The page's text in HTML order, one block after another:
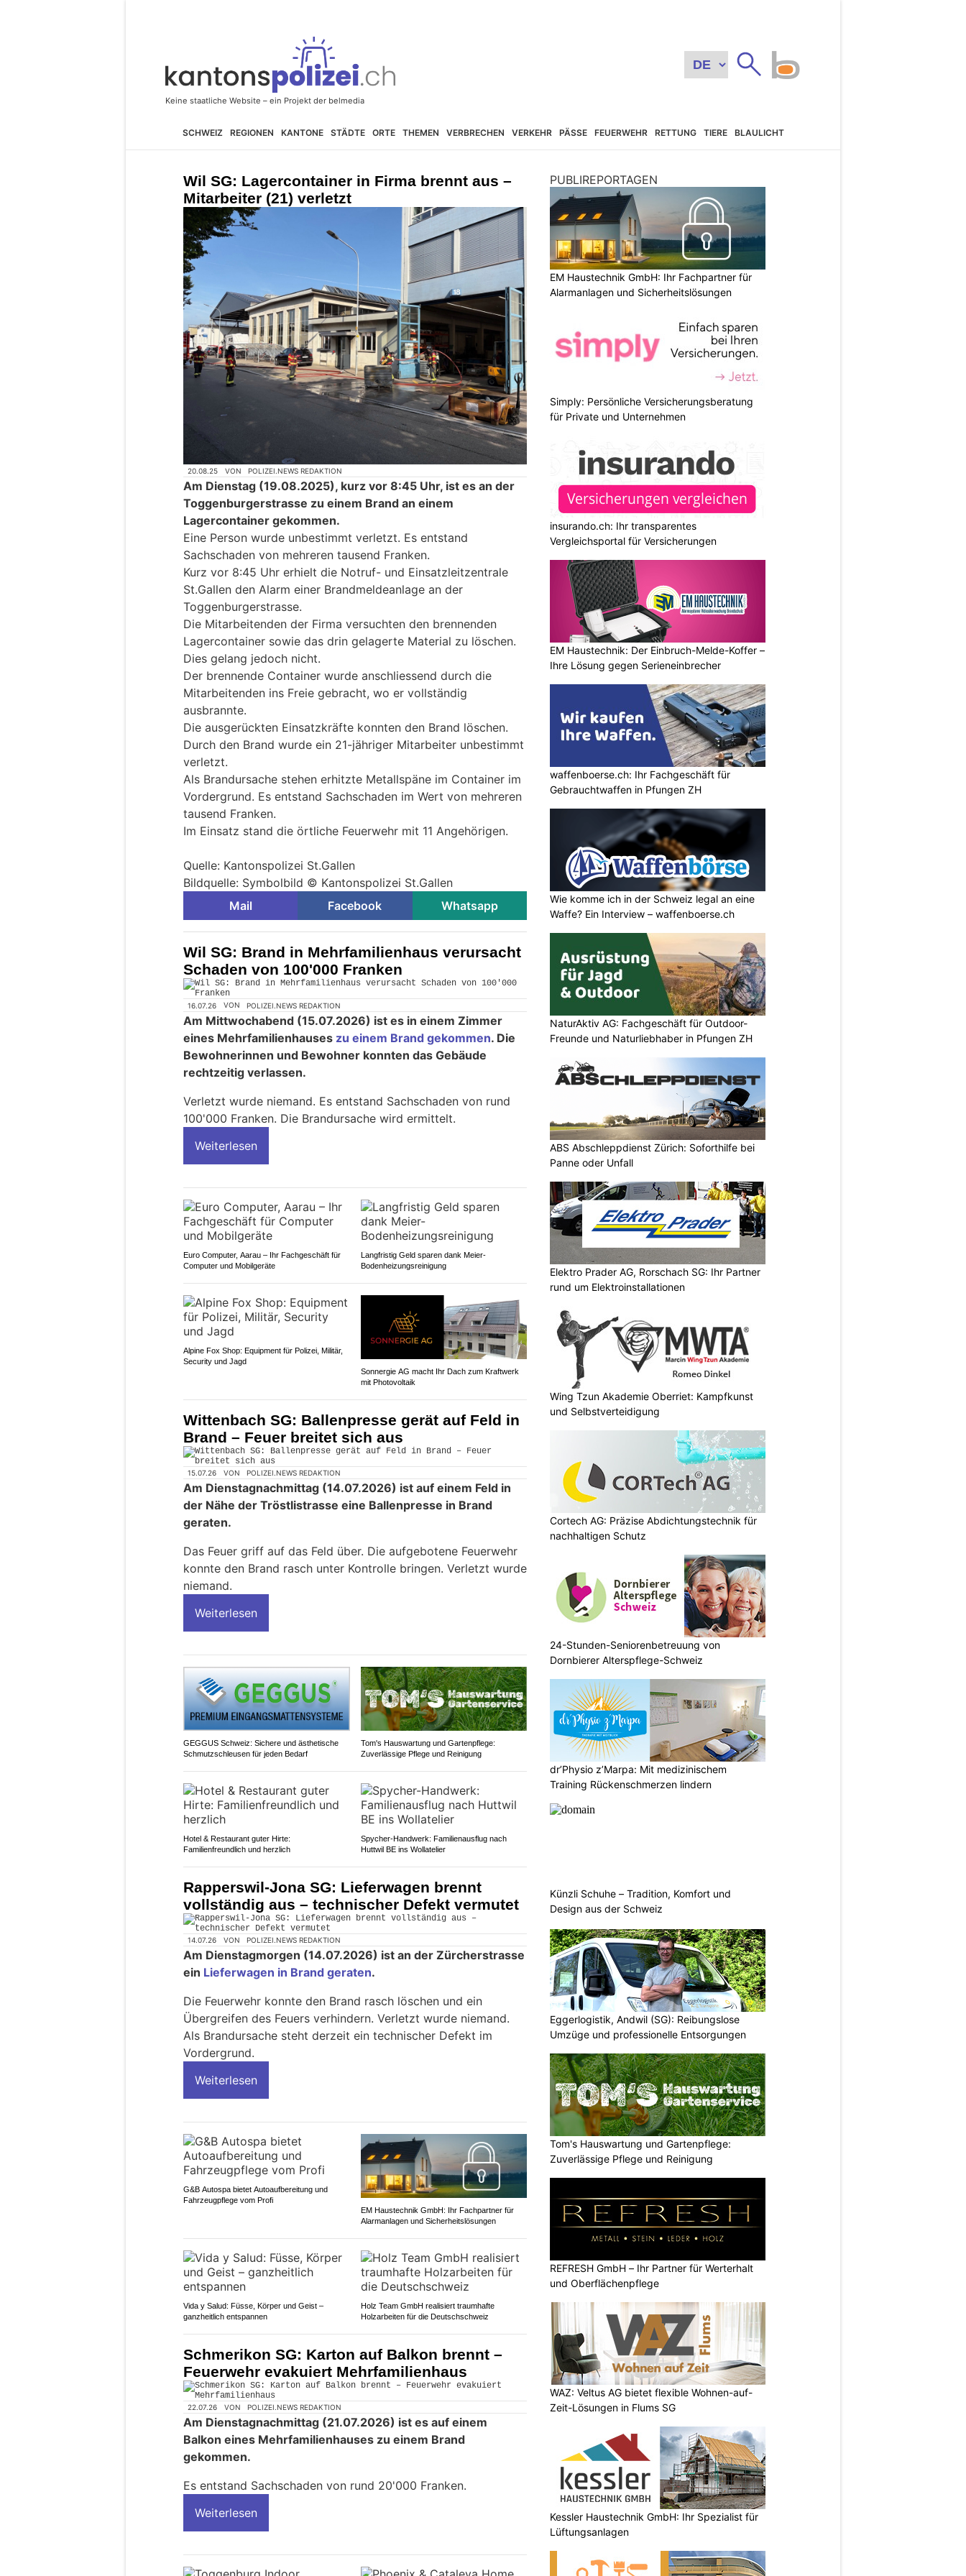
SCHWEIZ REGIONEN KANTONE STÄDTE ORTE THEMEN VERBRECHEN VERKEHR PÄSSE FEUERWEHR RETTUNG TIERE BLAULICHT
Wil SG: Lagercontainer in Firma brennt aus –
Mitarbeiter (21) verletzt
20.08.25 VON POLIZEI.NEWS REDAKTION
Am Dienstag (19.08.2025), kurz vor 8:45 Uhr, ist es an der
Toggenburgerstrasse zu einem Brand an einem
Lagercontainer gekommen.
Eine Person wurde unbestimmt verletzt. Es entstand
Sachschaden von mehreren tausend Franken.
Kurz vor 8:45 Uhr erhielt die Notruf- und Einsatzleitzentrale
St.Gallen den Alarm einer Brandmeldeanlage an der
Toggenburgerstrasse.
Die Mitarbeitenden der Firma versuchten den brennenden
Lagercontainer sowie das drin gelagerte Material zu löschen.
Dies gelang jedoch nicht.
Der brennende Container wurde anschliessend durch die
Mitarbeitenden ins Freie gebracht, wo er vollständig
ausbrannte.
Die ausgerückten Einsatzkräfte konnten den Brand löschen.
Durch den Brand wurde ein 21-jähriger Mitarbeiter unbestimmt
verletzt.
Als Brandursache stehen erhitzte Metallspäne im Container im
Vordergrund. Es entstand Sachschaden im Wert von mehreren
tausend Franken.
Im Einsatz stand die örtliche Feuerwehr mit 11 Angehörigen.
Quelle: Kantonspolizei St.Gallen
Bildquelle: Symbolbild © Kantonspolizei St.Gallen
Mail
Facebook Whatsapp
Wil SG: Brand in Mehrfamilienhaus verursacht
Schaden von 100'000 Franken
16.07.26 VON POLIZEI.NEWS REDAKTION
Am Mittwochabend (15.07.2026) ist es in einem Zimmer
eines Mehrfamilienhauses zu einem Brand gekommen. Die
Bewohnerinnen und Bewohner konnten das Gebäude
rechtzeitig verlassen.
Verletzt wurde niemand. Es entstand Sachschaden von rund
100'000 Franken. Die Brandursache wird ermittelt.
Weiterlesen
Euro Computer, Aarau – Ihr Fachgeschäft für
Computer und Mobilgeräte
Langfristig Geld sparen dank Meier-
Bodenheizungsreinigung
Alpine Fox Shop: Equipment für Polizei, Militär,
Security und Jagd
Sonnergie AG macht Ihr Dach zum Kraftwerk
mit Photovoltaik
Wittenbach SG: Ballenpresse gerät auf Feld in
Brand – Feuer breitet sich aus
15.07.26 VON POLIZEI.NEWS REDAKTION
Am Dienstagnachmittag (14.07.2026) ist auf einem Feld in
der Nähe der Tröstlistrasse eine Ballenpresse in Brand
geraten.
Das Feuer griff auf das Feld über. Die aufgebotene Feuerwehr
konnte den Brand rasch unter Kontrolle bringen. Verletzt wurde
niemand.
Weiterlesen
GEGGUS Schweiz: Sichere und ästhetische
Schmutzschleusen für jeden Bedarf
Tom's Hauswartung und Gartenpflege:
Zuverlässige Pflege und Reinigung
Hotel & Restaurant guter Hirte:
Familienfreundlich und herzlich
Spycher-Handwerk: Familienausflug nach
Huttwil BE ins Wollatelier
Rapperswil-Jona SG: Lieferwagen brennt
vollständig aus – technischer Defekt vermutet
14.07.26 VON POLIZEI.NEWS REDAKTION
Am Dienstagmorgen (14.07.2026) ist an der Zürcherstrasse
ein Lieferwagen in Brand geraten.
Die Feuerwehr konnte den Brand rasch löschen und ein
Übergreifen des Feuers verhindern. Verletzt wurde niemand.
Als Brandursache steht derzeit ein technischer Defekt im
Vordergrund.
Weiterlesen
G&B Autospa bietet Autoaufbereitung und
Fahrzeugpflege vom Profi
EM Haustechnik GmbH: Ihr Fachpartner für
Alarmanlagen und Sicherheitslösungen
Vida y Salud: Füsse, Körper und Geist –
ganzheitlich entspannen
Holz Team GmbH realisiert traumhafte
Holzarbeiten für die Deutschschweiz
Schmerikon SG: Karton auf Balkon brennt –
Feuerwehr evakuiert Mehrfamilienhaus
22.07.26 VON POLIZEI.NEWS REDAKTION
Am Dienstagnachmittag (21.07.2026) ist es auf einem
Balkon eines Mehrfamilienhauses zu einem Brand
gekommen.
Es entstand Sachschaden von rund 20'000 Franken.
Weiterlesen
PUBLIREPORTAGEN
EM Haustechnik GmbH: Ihr Fachpartner für
Alarmanlagen und Sicherheitslösungen
Simply: Persönliche Versicherungsberatung
für Private und Unternehmen
insurando.ch: Ihr transparentes
Vergleichsportal für Versicherungen
EM Haustechnik: Der Einbruch-Melde-Koffer –
Ihre Lösung gegen Serieneinbrecher
waffenboerse.ch: Ihr Fachgeschäft für
Gebrauchtwaffen in Pfungen ZH
Wie komme ich in der Schweiz legal an eine
Waffe? Ein Interview – waffenboerse.ch
NaturAktiv AG: Fachgeschäft für Outdoor-
Freunde und Naturliebhaber in Pfungen ZH
ABS Abschleppdienst Zürich: Soforthilfe bei
Panne oder Unfall
Elektro Prader AG, Rorschach SG: Ihr Partner
rund um Elektroinstallationen
Wing Tzun Akademie Oberriet: Kampfkunst
und Selbstverteidigung
Cortech AG: Präzise Abdichtungstechnik für
nachhaltigen Schutz
24-Stunden-Seniorenbetreuung von
Dornbierer Alterspflege-Schweiz
dr’Physio z’Marpa: Mit medizinischem
Training Rückenschmerzen lindern
Künzli Schuhe – Tradition, Komfort und
Design aus der Schweiz
Eggerlogistik, Andwil (SG): Reibungslose
Umzüge und professionelle Entsorgungen
Tom's Hauswartung und Gartenpflege:
Zuverlässige Pflege und Reinigung
REFRESH GmbH – Ihr Partner für Werterhalt
und Oberflächenpflege
WAZ: Veltus AG bietet flexible Wohnen-auf-
Zeit-Lösungen in Flums SG
Kessler Haustechnik GmbH: Ihr Spezialist für
Lüftungsanlagen